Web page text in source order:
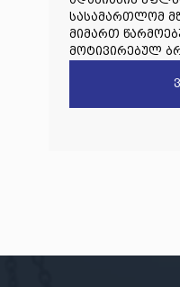
სასამართლომ
მიმართ
მოტივირებულ
დაარეგისტრირა